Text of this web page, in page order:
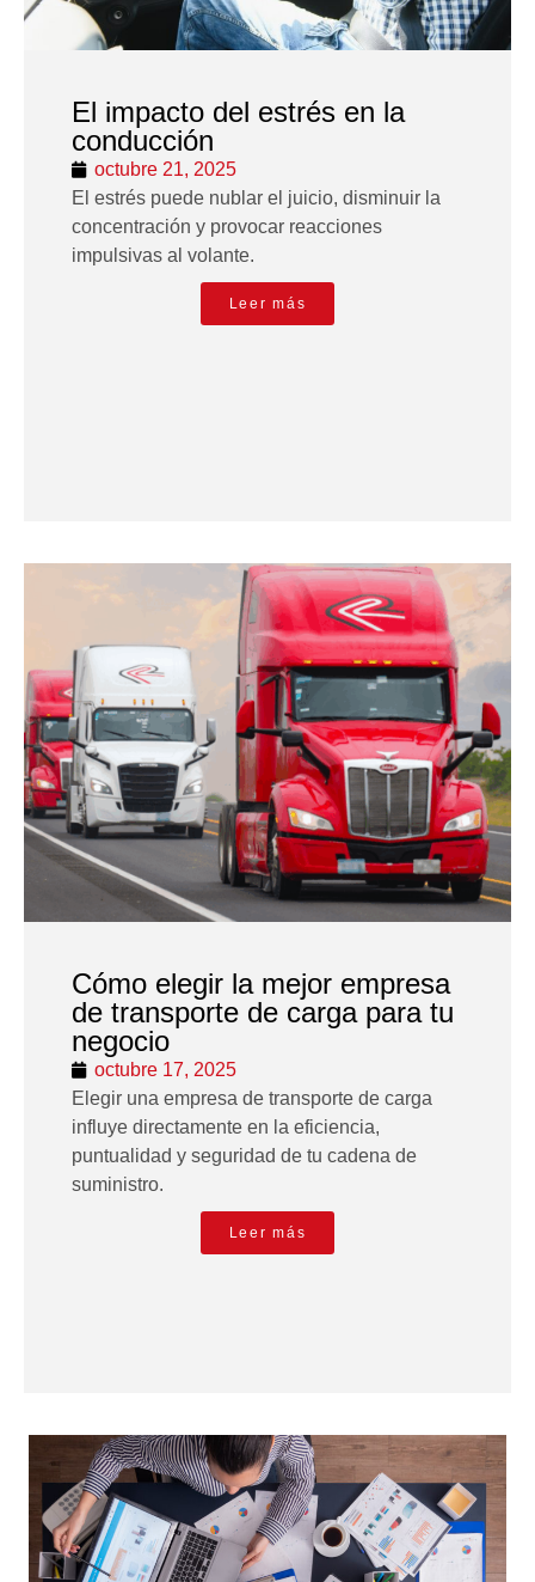
El impacto del estrés en la
conducción
octubre 21, 2025
El estrés puede nublar el juicio, disminuir la
concentración y provocar reacciones
impulsivas al volante.
Leer más
Cómo elegir la mejor empresa
de transporte de carga para tu
negocio
octubre 17, 2025
Elegir una empresa de transporte de carga
influye directamente en la eficiencia,
puntualidad y seguridad de tu cadena de
suministro.
Leer más